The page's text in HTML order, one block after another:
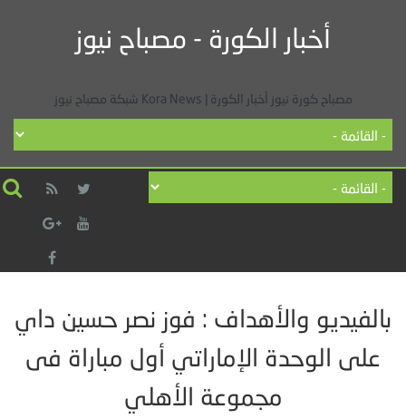
أخبار الكورة - مصباح نيوز
مصباح كورة نيوز أخبار الكورة | Kora News شبكة مصباح نيوز
بالفيديو والأهداف : فوز نصر حسين داي
على الوحدة الإماراتي أول مباراة فى
مجموعة الأهلي